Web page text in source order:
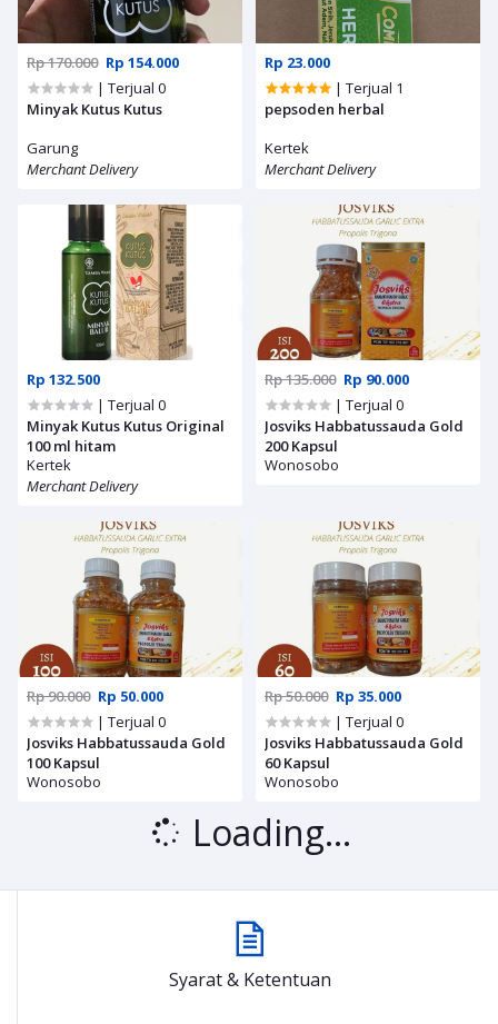
Rp 170.000 Rp 154.000
| Terjual 0
Minyak Kutus Kutus
Garung
Merchant Delivery
Rp 23.000
| Terjual 1
pepsoden herbal
Kertek
Merchant Delivery
Rp 132.500
| Terjual 0
Minyak Kutus Kutus Original
100 ml hitam
Kertek
Merchant Delivery
Rp 135.000 Rp 90.000
| Terjual 0
Josviks Habbatussauda Gold
200 Kapsul
Wonosobo
Rp 90.000 Rp 50.000
| Terjual 0
Josviks Habbatussauda Gold
100 Kapsul
Wonosobo
Rp 50.000 Rp 35.000
| Terjual 0
Josviks Habbatussauda Gold
60 Kapsul
Wonosobo
Loading...
Syarat & Ketentuan